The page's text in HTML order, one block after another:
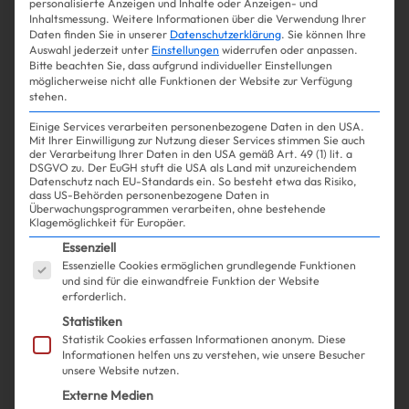
Shopping Fashion| 05.08.2024
Mehr lesen
personalisierte Anzeigen und Inhalte oder Anzeigen- und
Inhaltsmessung. Weitere Informationen über die Verwendung Ihrer
Daten finden Sie in unserer Datenschutzerklärung. Sie können Ihre
Auswahl jederzeit unter Einstellungen widerrufen oder anpassen.
Bitte beachten Sie, dass aufgrund individueller Einstellungen
möglicherweise nicht alle Funktionen der Website zur Verfügung
stehen.
Einige Services verarbeiten personenbezogene Daten in den USA.
Mit Ihrer Einwilligung zur Nutzung dieser Services stimmen Sie auch
der Verarbeitung Ihrer Daten in den USA gemäß Art. 49 (1) lit. a
DSGVO zu. Der EuGH stuft die USA als Land mit unzureichendem
Datenschutz nach EU-Standards ein. So besteht etwa das Risiko,
dass US-Behörden personenbezogene Daten in
Überwachungsprogrammen verarbeiten, ohne bestehende
Klagemöglichkeit für Europäer.
Es folgt eine Liste der Service-Gruppen, für die
Essenziell
Essenzielle Cookies ermöglichen grundlegende Funktionen
und sind für die einwandfreie Funktion der Website
erforderlich.
Statistiken
Statistik Cookies erfassen Informationen anonym. Diese
Informationen helfen uns zu verstehen, wie unsere Besucher
unsere Website nutzen.
Externe Medien